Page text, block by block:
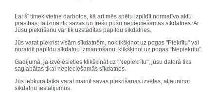
Lai šī tīmekļvietne darbotos, kā arī mēs spētu izpildīt normatīvo aktu
prasības, tā izmanto savas un trešo pušu nepieciešamās sīkdatnes. Ar
Jūsu piekrišanu var tik uzstādītas papildu sīkdatnes.
Jūs varat piekrist visām sīkdatnēm, noklikšķinot uz pogas "Piekrītu" vai
noraidīt papildu sīkdatņu izmantošanu, klikšķinot uz pogas “Nepiekrītu”.
Gadījumā, ja izvēlēsieties klikšķināt uz "Nepiekrītu", jūsu datorā tiks
saglabātas tikai nepieciešamās sīkdatnes.
Jūs jebkurā laikā varat mainīt savas piekrišanas izvēles, atjauninot
sīkdatņu iestatījumus.